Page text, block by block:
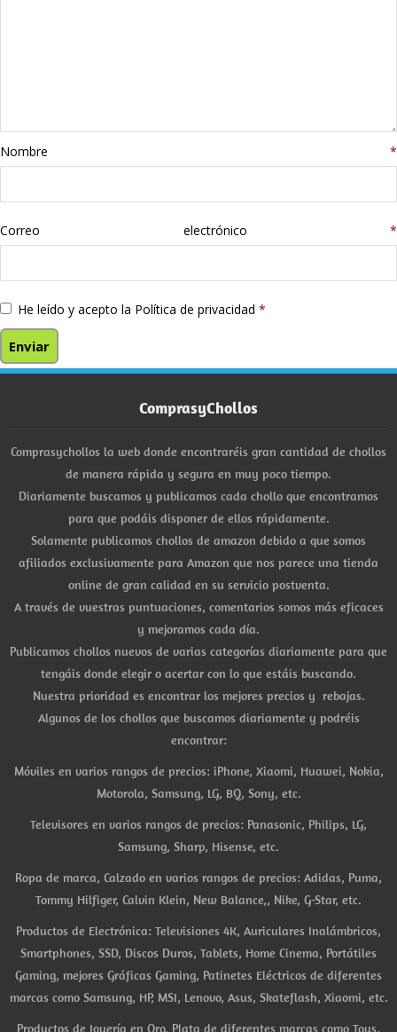
libros
Nombre *
Correo electrónico *
He leído y acepto la Política de privacidad *
ComprasyChollos
Comprasychollos la web donde encontraréis gran cantidad de chollos
de manera rápida y segura en muy poco tiempo.
Diariamente buscamos y publicamos cada chollo que encontramos
para que podáis disponer de ellos rápidamente.
Solamente publicamos chollos de amazon debido a que somos
afiliados exclusivamente para Amazon que nos parece una tienda
online de gran calidad en su servicio postventa.
A través de vuestras puntuaciones, comentarios somos más eficaces
y mejoramos cada día.
Publicamos chollos nuevos de varias categorías diariamente para que
tengáis donde elegir o acertar con lo que estáis buscando.
Nuestra prioridad es encontrar los mejores precios y rebajas.
Algunos de los chollos que buscamos diariamente y podréis
encontrar:
Móviles en varios rangos de precios: iPhone, Xiaomi, Huawei, Nokia,
Motorola, Samsung, LG, BQ, Sony, etc.
Televisores en varios rangos de precios: Panasonic, Philips, LG,
Samsung, Sharp, Hisense, etc.
Ropa de marca, Calzado en varios rangos de precios: Adidas, Puma,
Tommy Hilfiger, Calvin Klein, New Balance,, Nike, G-Star, etc.
Productos de Electrónica: Televisiones 4K, Auriculares Inalámbricos,
Smartphones, SSD, Discos Duros, Tablets, Home Cinema, Portátiles
Gaming, mejores Gráficas Gaming, Patinetes Eléctricos de diferentes
marcas como Samsung, HP, MSI, Lenovo, Asus, Skateflash, Xiaomi, etc.
Productos de Joyería en Oro, Plata de diferentes marcas como Tous,